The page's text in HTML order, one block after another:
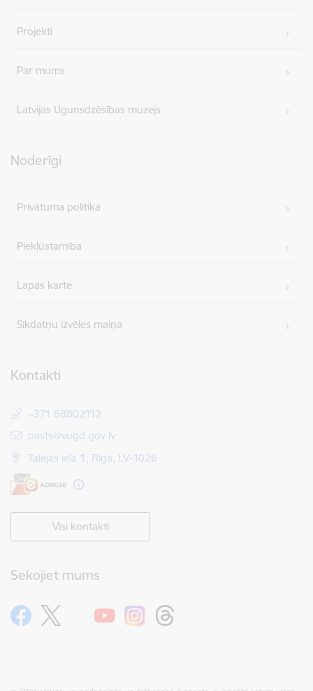
Projekti
Par mums
Latvijas Ugunsdzēsības muzejs
Noderīgi
Privātuma politika
Piekļūstamība
Lapas karte
Sīkdatņu izvēles maiņa
Kontakti
+371 68802112
E-pasts:
pasts@vugd.gov.lv
Talejas iela 1, Rīga, LV-1026
Visi kontakti
Sekojiet mums